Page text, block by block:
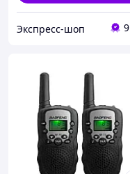
Экспресс-шоп